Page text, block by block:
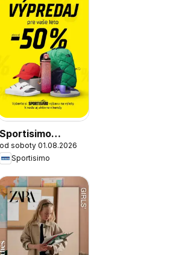
Sportisimo
výpredaj
od soboty 01.08.2026
Sportisimo